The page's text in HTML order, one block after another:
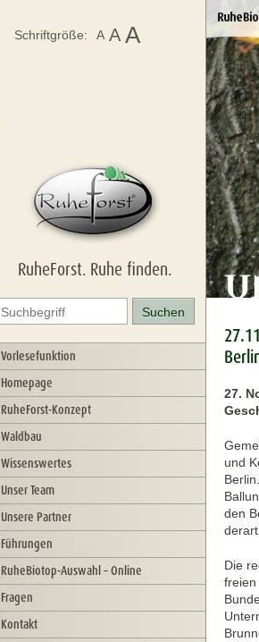
RuheForst. Ruhe finden.
Vorlesefunktion
Homepage
RuheForst-Konzept
Waldbau
Wissenswertes
Unser Team
Unsere Partner
Führungen
RuheBiotop-Auswahl – Online
Fragen
Kontakt
Schriftgröße: A A A
27.
und
den
Die
freien